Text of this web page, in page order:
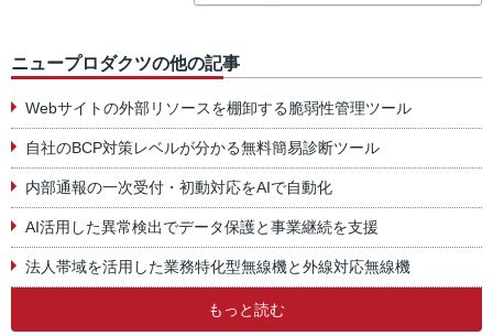
ニュープロダクツの他の記事
Webサイトの外部リソースを棚卸する脆弱性管理ツール
自社のBCP対策レベルが分かる無料簡易診断ツール
内部通報の一次受付・初動対応をAIで自動化
AI活用した異常検出でデータ保護と事業継続を支援
法人帯域を活用した業務特化型無線機と外線対応無線機
もっと読む